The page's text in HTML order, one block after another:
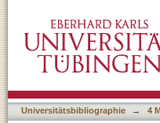
education in the
Universitätsbibliographie → 4